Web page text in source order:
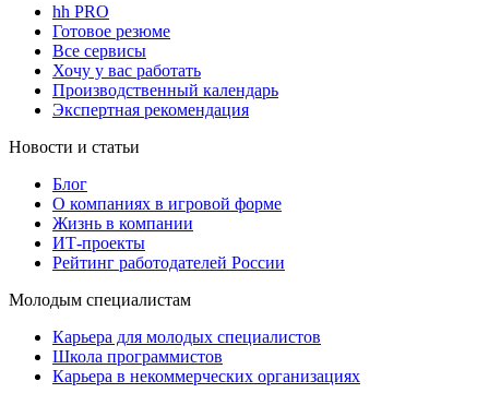
hh PRO
Готовое резюме
Все сервисы
Хочу у вас работать
Производственный календарь
Экспертная рекомендация
Новости и статьи
Блог
О компаниях в игровой форме
Жизнь в компании
ИТ-проекты
Рейтинг работодателей России
Молодым специалистам
Карьера для молодых специалистов
Школа программистов
Карьера в некоммерческих организациях